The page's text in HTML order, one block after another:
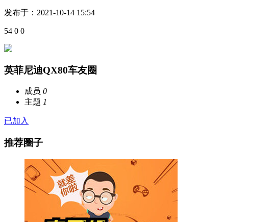
发布于：2021-10-14 15:54
54 0 0
英菲尼迪QX80车友圈
成员 0
主题 1
已加入
推荐圈子